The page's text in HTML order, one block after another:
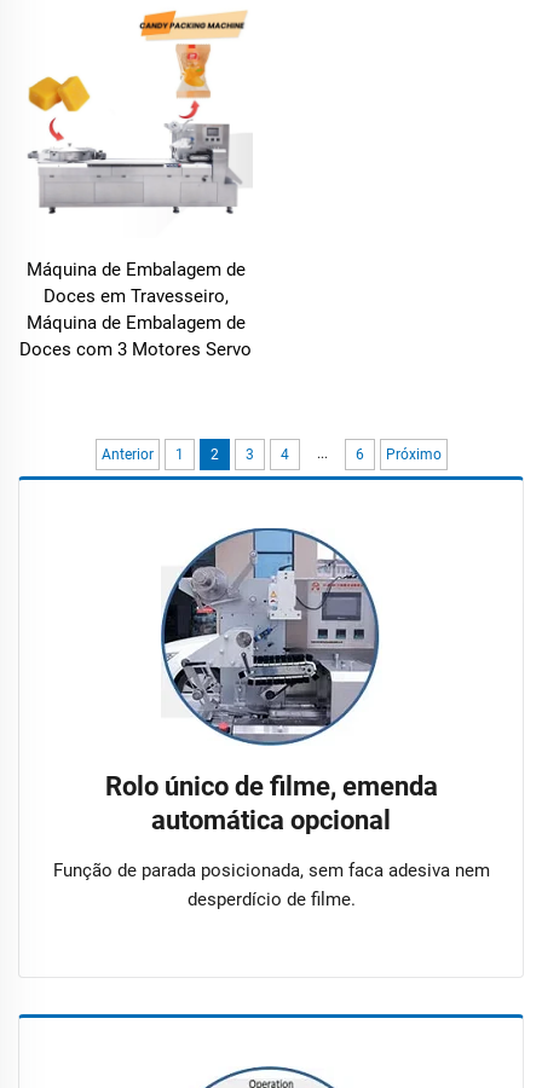
Máquina de Embalagem de
Doces em Travesseiro,
Máquina de Embalagem de
Doces com 3 Motores Servo
Anterior 1 2 3 4 ... 6 Próximo
Rolo único de filme, emenda
automática opcional
Função de parada posicionada, sem faca adesiva nem
desperdício de filme.